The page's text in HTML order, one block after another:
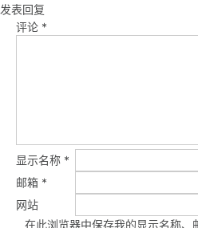
发表回复
评论 *
显示名称 *
邮箱 *
网站
在此浏览器中保存我的显示名称、